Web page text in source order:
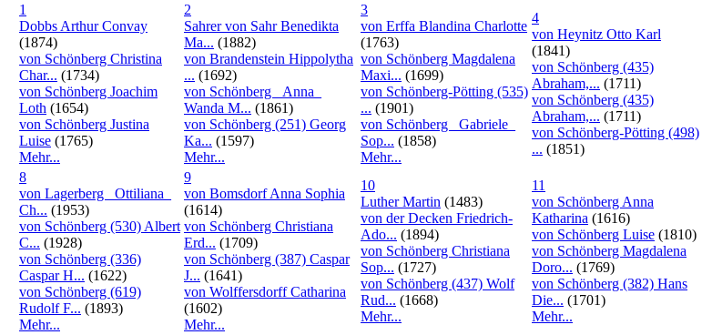
1
Dobbs Arthur Convay
(1874)
von Schönberg Christina
Char... (1734)
von Schönberg Joachim
Loth (1654)
von Schönberg Justina
Luise (1765)
Mehr...
2
Sahrer von Sahr Benedikta
Ma... (1882)
von Brandenstein Hippolytha
... (1692)
von Schönberg _Anna_
Wanda M... (1861)
von Schönberg (251) Georg
Ka... (1597)
Mehr...
3
von Erffa Blandina Charlotte
(1763)
von Schönberg Magdalena
Maxi... (1699)
von Schönberg-Pötting (535)
... (1901)
von Schönberg _Gabriele_
Sop... (1858)
Mehr...
4
von Heynitz Otto Karl
(1841)
von Schönberg (435)
Abraham,... (1711)
von Schönberg (435)
Abraham,... (1711)
von Schönberg-Pötting (498)
... (1851)
8
von Lagerberg _Ottiliana_
Ch... (1953)
von Schönberg (530) Albert
C... (1928)
von Schönberg (336)
Caspar H... (1622)
von Schönberg (619)
Rudolf F... (1893)
Mehr...
9
von Bomsdorf Anna Sophia
(1614)
von Schönberg Christiana
Erd... (1709)
von Schönberg (387) Caspar
J... (1641)
von Wolffersdorff Catharina
(1602)
Mehr...
10
Luther Martin (1483)
von der Decken Friedrich-
Ado... (1894)
von Schönberg Christiana
Sop... (1727)
von Schönberg (437) Wolf
Rud... (1668)
Mehr...
11
von Schönberg Anna
Katharina (1616)
von Schönberg Luise (1810)
von Schönberg Magdalena
Doro... (1769)
von Schönberg (382) Hans
Die... (1701)
Mehr...